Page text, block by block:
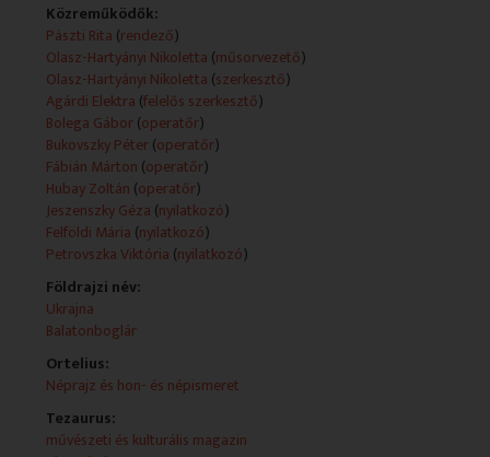
Műsorszolgáltatói ismertető:
Mai adásunkban Balatonboglárról jelentkezünk, ahol az
1939-es lengyel háborús menekültek befogadásának
évfordulója alkalmából és a boglárcsikok emlékére
szervezett kétnapos rendezvényt az Országos Lengyel
Önkormányzat.
A Magyar Televízióban 1994 januárjától látható a
Rondó nemzetiségi magazinműsora.
A RONDÓ nemzetiségi magazin 1994 óta nyújt
betekintést a magyarországi nemzetiségek hat
örmények, ruszinok valamint ukránok mindennapjaiba,
mutatja be sokszínű kultúrájukat.
2022-től minden héten pénteken 26 percben
jelentkezünk a nemzetiségekhez kapcsolódó – de a
érdekes – irodalmat, könnyű és komolyzenét,
hagyományokat, képzőművészetet, történelmet,
Közreműködők:
Pászti Rita (rendező)
Olasz-Hartyányi Nikoletta (műsorvezető)
Olasz-Hartyányi Nikoletta (szerkesztő)
Agárdi Elektra (felelős szerkesztő)
Bolega Gábor(operatőr)
Bukovszky Péter(operatőr)
Fábián Márton (operatőr)
Hubay Zoltán (operatőr)
Jeszenszky Géza (nyilatkozó)
Felföldi Mária (nyilatkozó)
Petrovszka Viktória (nyilatkozó)
Földrajzi név:
Ukrajna
Balatonboglár
Ortelius:
Néprajz és hon- és népismeret
Tezaurus:
művészeti és kulturális magazin